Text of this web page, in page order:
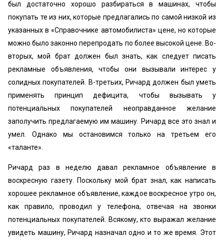
был достаточно хорошо разбираться в машинах, чтобы
покупать те из них, которые предлагались по самой низкой из
указанных в «Справочнике автомобилиста» цене, но которые
можно было законно перепродать по более высокой цене. Во-
вторых, мой брат должен был знать, как следует писать
рекламные объявления, чтобы они вызывали интерес у
солидных покупателей. В-третьих, Ричард должен был уметь
применять принцип дефицита, чтобы вызывать у
потенциальных покупателей неоправданное желание
заполучить предлагаемую им машину. Ричард все это знал и
умел. Однако мы остановимся только на третьем его
«таланте».
Ричард раз в неделю давал рекламное объявление в
воскресную газету. Поскольку мой брат знал, как написать
хорошее рекламное объявление, каждое воскресное утро он,
как правило, проводил у телефона, отвечая на звонки
потенциальных покупателей. Всякому, кто выражал желание
увидеть машину, Ричард назначал одно и то же время. Этот